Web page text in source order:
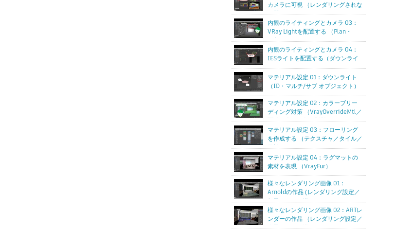
カメラに可視 （レンダリングされな
い壁）
内観のライティングとカメラ 03：
VRay Lightを配置する （Plan・
Sphere）
内観のライティングとカメラ 04：
IESライトを配置する（ダウンライ
ト）
マテリアル設定 01：ダウンライト
（ID・マルチ/サブ オブジェクト）
マテリアル設定 02：カラーブリー
ディング対策 （VrayOverrideMtl／
面積の大きい色の影響）
マテリアル設定 03：フローリング
を作成する （テクスチャ／タイル／
目地）
マテリアル設定 04：ラグマットの
素材を表現 （VrayFur）
様々なレンダリング画像 01：
Arnoldの作品 (レンダリング設定／
朝景パースを描く）
様々なレンダリング画像 02：ARTレ
ンダーの作品 （レンダリング設定／
夕景パースを描く）